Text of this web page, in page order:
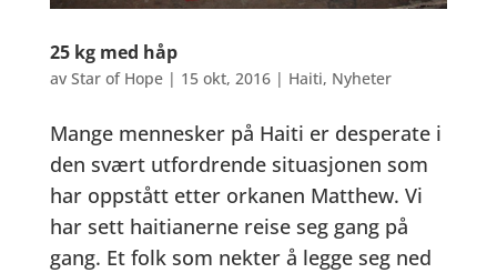
25 kg med håp
av Star of Hope| 15 okt, 2016| Haiti, Nyheter
Mange mennesker på Haiti er desperate i
den svært utfordrende situasjonen som
har oppstått etter orkanen Matthew. Vi
har sett haitianerne reise seg gang på
gang. Et folk som nekter å legge seg ned